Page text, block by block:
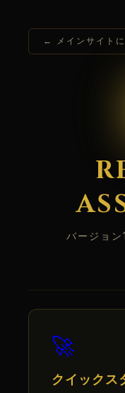
← メインサイト
バージョ
🚀
クイックス